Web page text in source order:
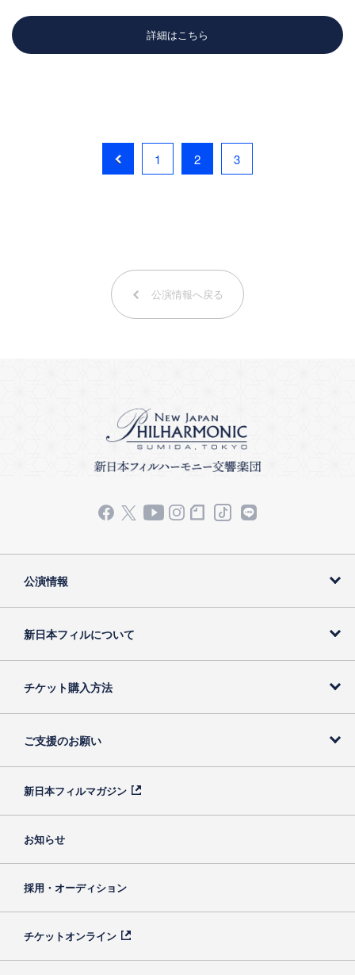
詳細はこちら
1 2 3
公演情報へ戻る
公演情報
新日本フィルについて
チケット購入方法
ご支援のお願い
新日本フィルマガジン
お知らせ
採用・オーディション
チケットオンライン